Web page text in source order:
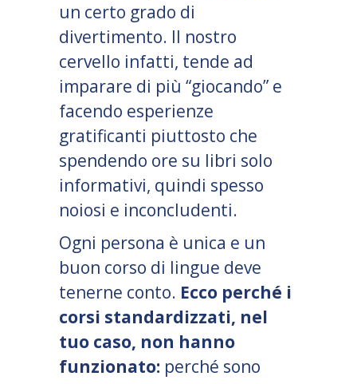
un certo grado di
divertimento. Il nostro
cervello infatti, tende ad
imparare di più “giocando” e
facendo esperienze
gratificanti piuttosto che
spendendo ore su libri solo
informativi, quindi spesso
noiosi e inconcludenti.
Ogni persona è unica e un
buon corso di lingue deve
tenerne conto. Ecco perché i
corsi standardizzati, nel
tuo caso, non hanno
funzionato: perché sono